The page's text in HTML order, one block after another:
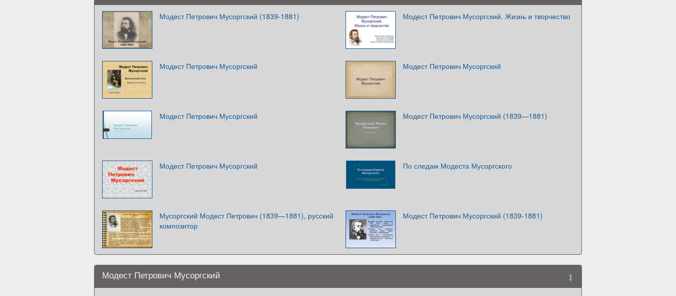
Модест Петрович Мусоргский (1839-1881) Модест Петрович Мусоргский. Жизнь и творчество
Модест Петрович Мусоргский Модест Петрович Мусоргский
Модест Петрович Мусоргский Модест Петрович Мусоргский (1839—1881)
Модест Петрович Мусоргский По следам Модеста Мусоргского
Мусоргский Модест Петрович (1839—1881), русский
композитор
Модест Петрович Мусоргский (1839-1881)
Модест Петрович Мусоргский